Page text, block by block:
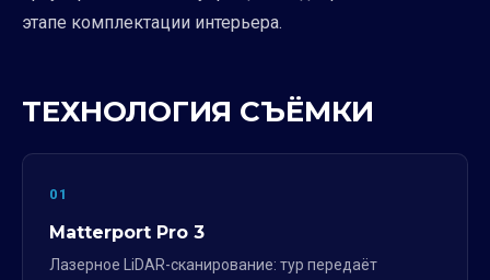
этапе комплектации интерьера.
ТЕХНОЛОГИЯ СЪЁМКИ
01
Matterport Pro 3
Лазерное LiDAR-сканирование: тур передаёт